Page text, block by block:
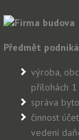
Předmět
výroba,
přílohách
správa
činnost
vedení